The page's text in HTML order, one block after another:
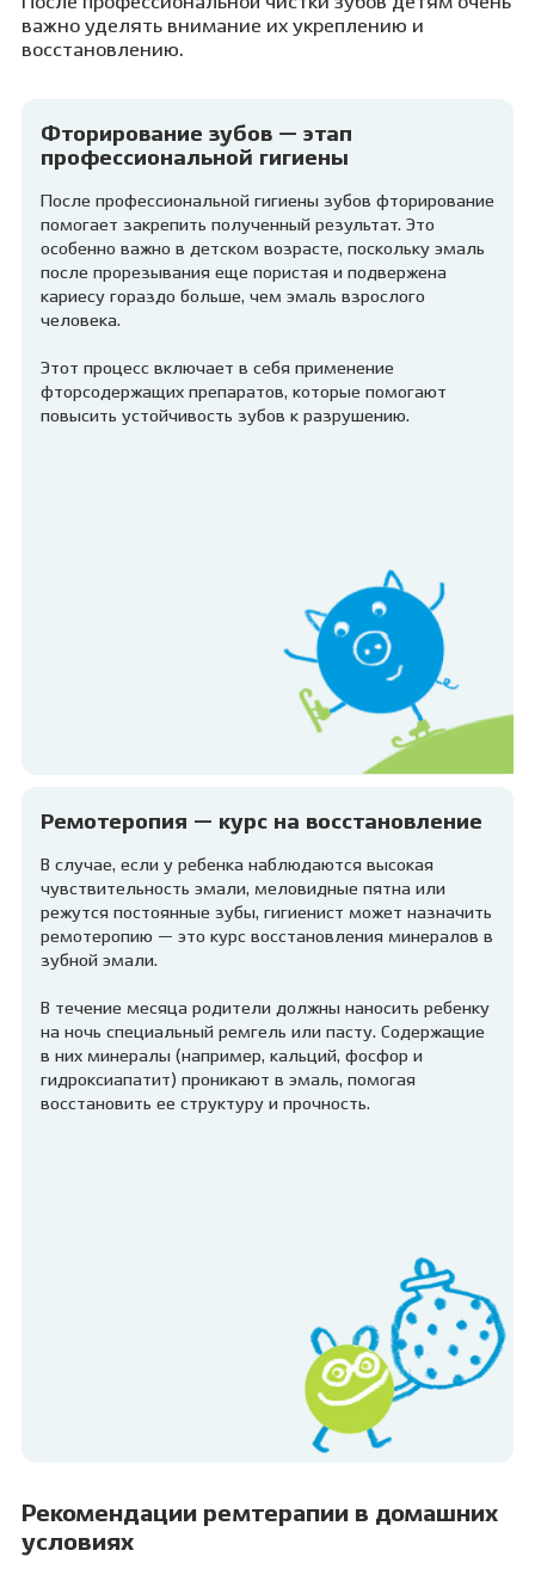
важно уделять внимание их укреплению и
восстановлению.
Фторирование зубов — этап
профессиональной гигиены
После профессиональной гигиены зубов фторирование
помогает закрепить полученный результат. Это
особенно важно в детском возрасте, поскольку эмаль
после прорезывания еще пористая и подвержена
кариесу гораздо больше, чем эмаль взрослого
человека.
Этот процесс включает в себя применение
фторсодержащих препаратов, которые помогают
повысить устойчивость зубов к разрушению.
Ремотеропия — курс на восстановление
В случае, если у ребенка наблюдаются высокая
чувствительность эмали, меловидные пятна или
режутся постоянные зубы, гигиенист может назначить
ремотеропию — это курс восстановления минералов в
зубной эмали.
В течение месяца родители должны наносить ребенку
на ночь специальный ремгель или пасту. Содержащие
в них минералы (например, кальций, фосфор и
гидроксиапатит) проникают в эмаль, помогая
восстановить ее структуру и прочность.
Рекомендации ремтерапии в домашних
условиях